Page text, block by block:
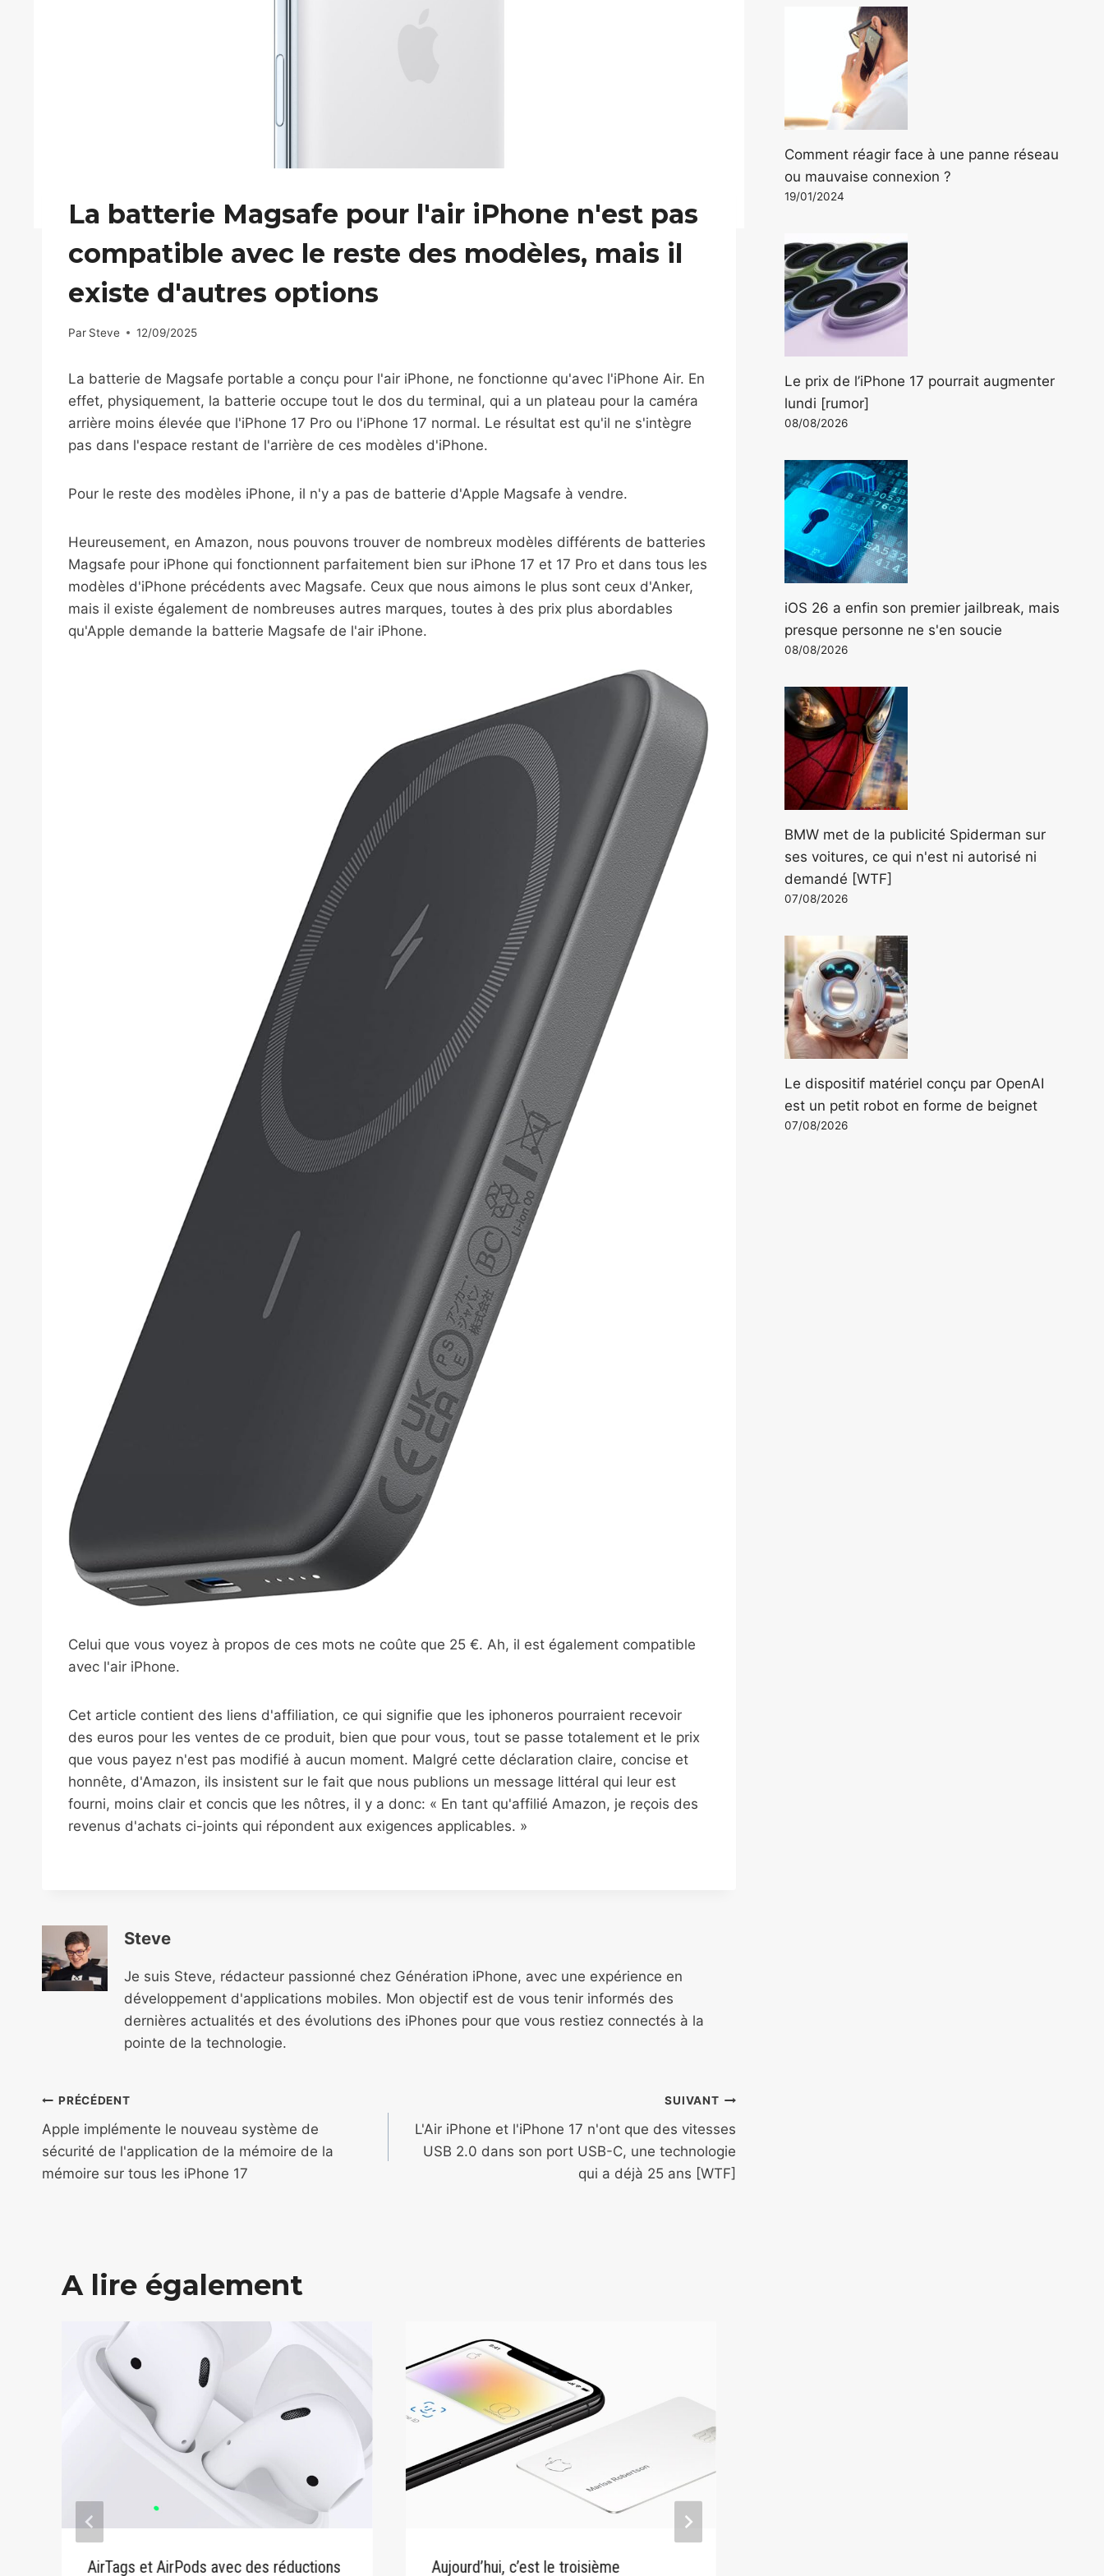
La batterie Magsafe pour l'air iPhone n'est pas
compatible avec le reste des modèles, mais il
existe d'autres options
Par Steve 12/09/2025
La batterie de Magsafe portable a conçu pour l'air iPhone, ne fonctionne qu'avec l'iPhone Air. En
effet, physiquement, la batterie occupe tout le dos du terminal, qui a un plateau pour la caméra
arrière moins élevée que l'iPhone 17 Pro ou l'iPhone 17 normal. Le résultat est qu'il ne s'intègre
pas dans l'espace restant de l'arrière de ces modèles d'iPhone.
Pour le reste des modèles iPhone, il n'y a pas de batterie d'Apple Magsafe à vendre.
Heureusement, en Amazon, nous pouvons trouver de nombreux modèles différents de batteries
Magsafe pour iPhone qui fonctionnent parfaitement bien sur iPhone 17 et 17 Pro et dans tous les
modèles d'iPhone précédents avec Magsafe. Ceux que nous aimons le plus sont ceux d'Anker,
mais il existe également de nombreuses autres marques, toutes à des prix plus abordables
qu'Apple demande la batterie Magsafe de l'air iPhone.
Celui que vous voyez à propos de ces mots ne coûte que 25 €. Ah, il est également compatible
avec l'air iPhone.
Cet article contient des liens d'affiliation, ce qui signifie que les iphoneros pourraient recevoir
des euros pour les ventes de ce produit, bien que pour vous, tout se passe totalement et le prix
que vous payez n'est pas modifié à aucun moment. Malgré cette déclaration claire, concise et
honnête, d'Amazon, ils insistent sur le fait que nous publions un message littéral qui leur est
fourni, moins clair et concis que les nôtres, il y a donc: « En tant qu'affilié Amazon, je reçois des
revenus d'achats ci-joints qui répondent aux exigences applicables. »
Steve
Je suis Steve, rédacteur passionné chez Génération iPhone, avec une expérience en
développement d'applications mobiles. Mon objectif est de vous tenir informés des
dernières actualités et des évolutions des iPhones pour que vous restiez connectés à la
pointe de la technologie.
Navigation
de
l’article
PRÉCÉDENT
Apple implémente le nouveau système de
sécurité de l'application de la mémoire de la
mémoire sur tous les iPhone 17
SUIVANT
L'Air iPhone et l'iPhone 17 n'ont que des vitesses
USB 2.0 dans son port USB-C, une technologie
qui a déjà 25 ans [WTF]
A lire également
AirTags et AirPods avec des réductions Aujourd’hui, c’est le troisième
Comment réagir face à une panne réseau
ou mauvaise connexion ?
19/01/2024
Le prix de l’iPhone 17 pourrait augmenter
lundi [rumor]
08/08/2026
iOS 26 a enfin son premier jailbreak, mais
presque personne ne s'en soucie
08/08/2026
BMW met de la publicité Spiderman sur
ses voitures, ce qui n'est ni autorisé ni
demandé [WTF]
07/08/2026
Le dispositif matériel conçu par OpenAI
est un petit robot en forme de beignet
07/08/2026